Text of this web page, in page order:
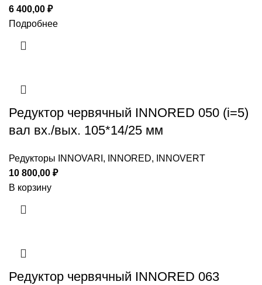
6 400,00 ₽
Подробнее
Редуктор червячный INNORED 050 (i=5)
вал вх./вых. 105*14/25 мм
Редукторы INNOVARI, INNORED, INNOVERT
10 800,00 ₽
В корзину
Редуктор червячный INNORED 063